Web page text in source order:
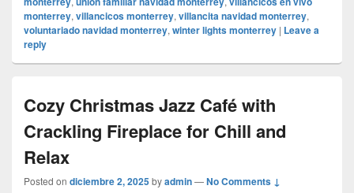
monterrey, villancicos monterrey, villancita navidad monterrey,
voluntariado navidad monterrey, winter lights monterrey | Leave a
reply
Cozy Christmas Jazz Café with
Crackling Fireplace for Chill and
Relax
Posted on diciembre 2, 2025byadmin—No Comments ↓